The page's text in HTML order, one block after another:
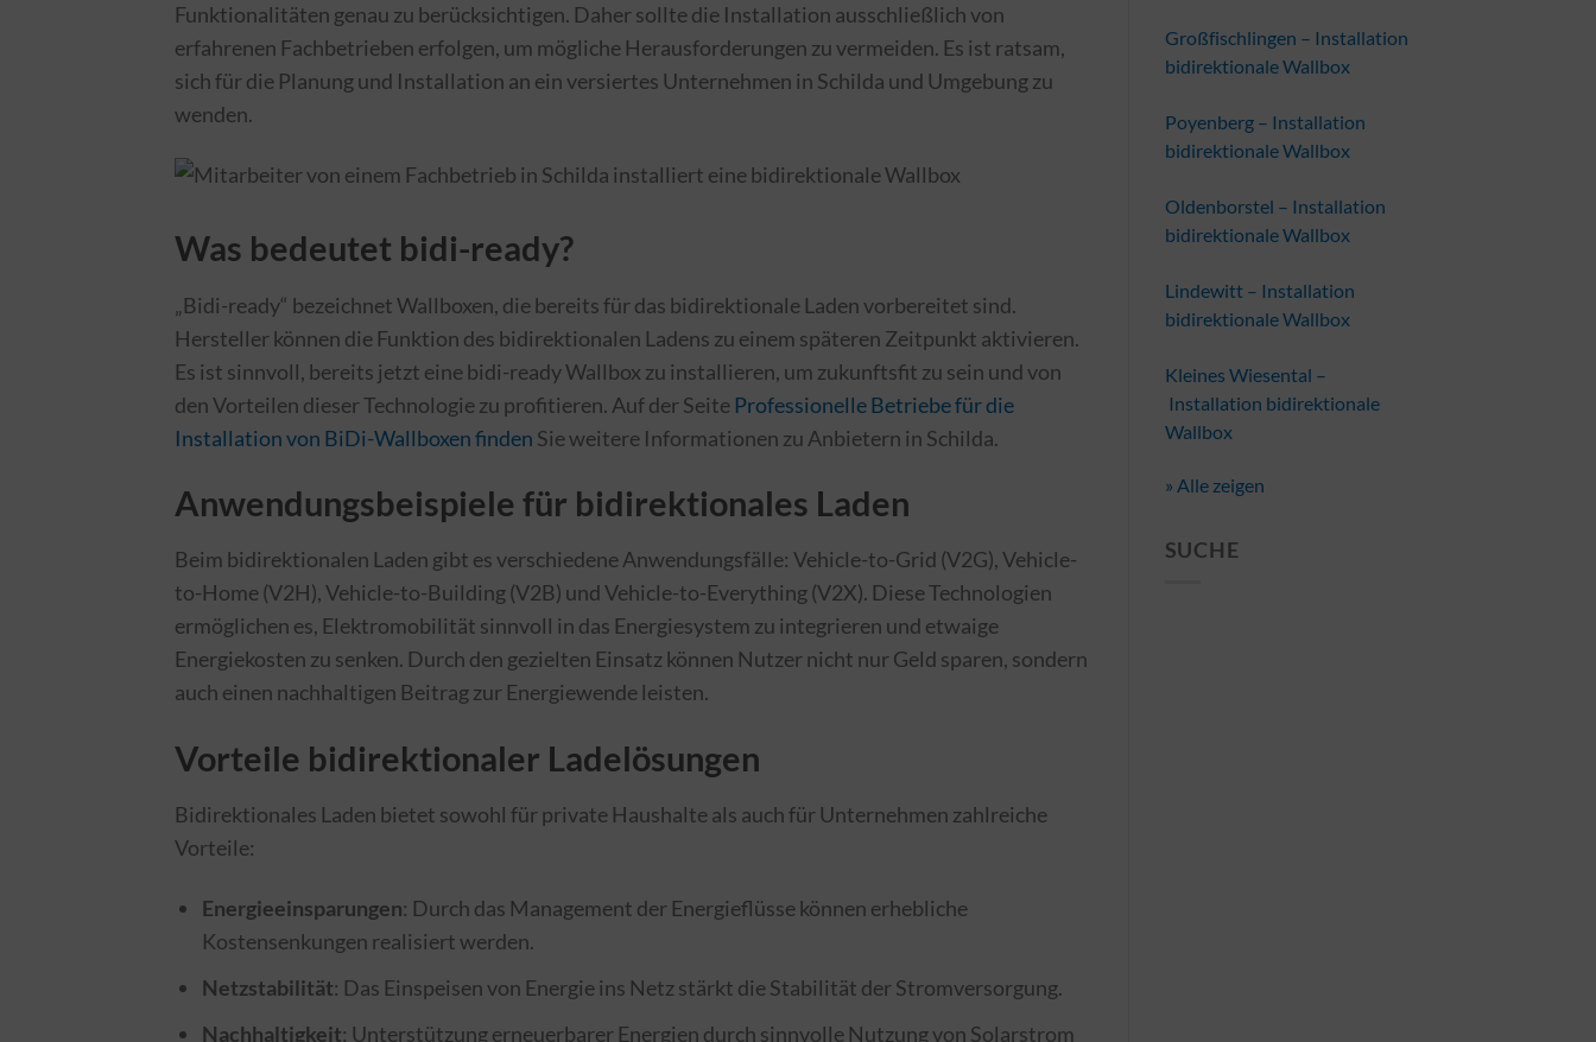
Funktionalitäten genau zu berücksichtigen. Daher sollte die Installation ausschließlich von
erfahrenen Fachbetrieben erfolgen, um mögliche Herausforderungen zu vermeiden. Es ist ratsam,
sich für die Planung und Installation an ein versiertes Unternehmen in Schilda und Umgebung zu
wenden.
Was bedeutet bidi-ready?
„Bidi-ready“ bezeichnet Wallboxen, die bereits für das bidirektionale Laden vorbereitet sind.
Hersteller können die Funktion des bidirektionalen Ladens zu einem späteren Zeitpunkt aktivieren.
Es ist sinnvoll, bereits jetzt eine bidi-ready Wallbox zu installieren, um zukunftsfit zu sein und von
den Vorteilen dieser Technologie zu profitieren. Auf der Seite Professionelle Betriebe für die
Installation von BiDi-Wallboxen finden Sie weitere Informationen zu Anbietern in Schilda.
Anwendungsbeispiele für bidirektionales Laden
Beim bidirektionalen Laden gibt es verschiedene Anwendungsfälle: Vehicle-to-Grid (V2G), Vehicle-
to-Home (V2H), Vehicle-to-Building (V2B) und Vehicle-to-Everything (V2X). Diese Technologien
ermöglichen es, Elektromobilität sinnvoll in das Energiesystem zu integrieren und etwaige
Energiekosten zu senken. Durch den gezielten Einsatz können Nutzer nicht nur Geld sparen, sondern
auch einen nachhaltigen Beitrag zur Energiewende leisten.
Vorteile bidirektionaler Ladelösungen
Bidirektionales Laden bietet sowohl für private Haushalte als auch für Unternehmen zahlreiche
Vorteile:
Energieeinsparungen: Durch das Management der Energieflüsse können erhebliche
Kostensenkungen realisiert werden.
Netzstabilität: Das Einspeisen von Energie ins Netz stärkt die Stabilität der Stromversorgung.
Nachhaltigkeit: Unterstützung erneuerbarer Energien durch sinnvolle Nutzung von Solarstrom
Großfischlingen – Installation
bidirektionale Wallbox
Poyenberg – Installation
bidirektionale Wallbox
Oldenborstel – Installation
bidirektionale Wallbox
Lindewitt – Installation
bidirektionale Wallbox
Kleines Wiesental –
Installation bidirektionale
Wallbox
» Alle zeigen
SUCHE